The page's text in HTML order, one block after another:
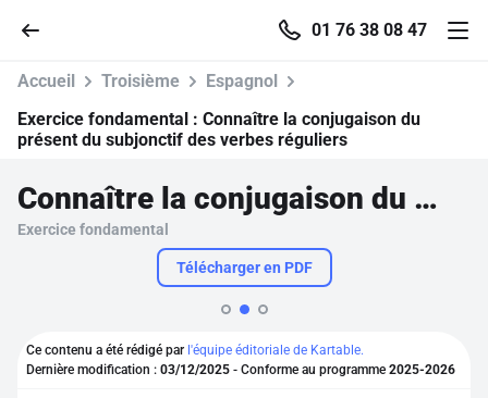
01 76 38 08 47
Parcourir
Se connecter
Accueil Troisième
Espagnol
Exercice fondamental : Connaître la conjugaison du
présent du subjonctif des verbes réguliers
Connaître la conjugaison du présent du subjonctif des verbes réguliers
Exercice fondamental
Télécharger en PDF
Ce contenu a été rédigé par l'équipe éditoriale de Kartable.
Dernière modification : 03/12/2025 - Conforme au programme 2025-2026